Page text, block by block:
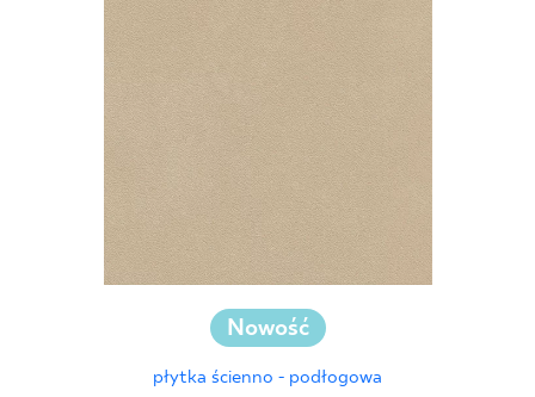
Nowość
płytka ścienno - podłogowa